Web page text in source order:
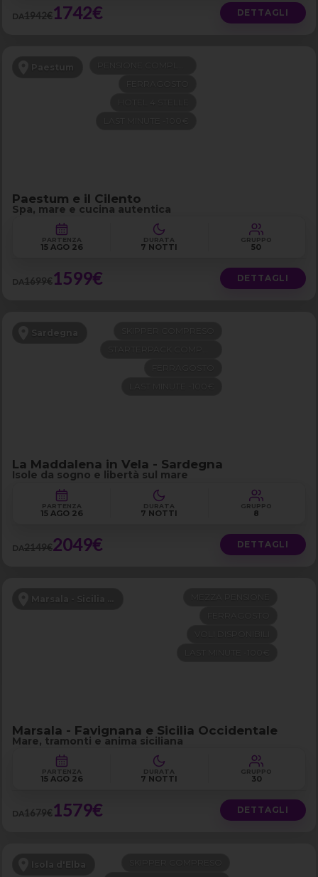
DA1942€1742€ DETTAGLI
Paestum
Paestum e il Cilento
Spa, mare e cucina autentica
PARTENZA
15 AGO 26
DURATA
7 NOTTI
GRUPPO
50
DA1699€1599€ DETTAGLI
Sardegna
La Maddalena in Vela - Sardegna
Isole da sogno e libertà sul mare
PARTENZA
15 AGO 26
DURATA
7 NOTTI
GRUPPO
8
DA2149€2049€ DETTAGLI
Marsala - Sicilia Occidentale
Marsala - Favignana e Sicilia Occidentale
Mare, tramonti e anima siciliana
PARTENZA
15 AGO 26
DURATA
7 NOTTI
GRUPPO
30
DA1679€1579€ DETTAGLI
Isola d'Elba